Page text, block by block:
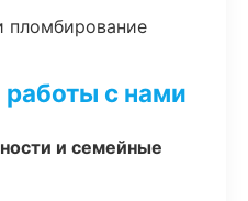
пломбирование
с нами
и семейные